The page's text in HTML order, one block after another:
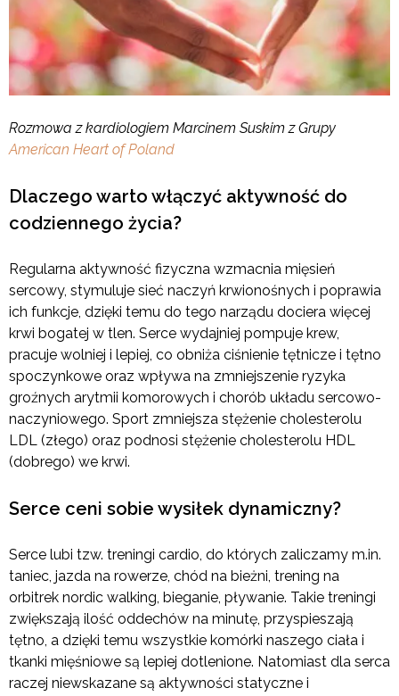
Rozmowa z kardiologiem Marcinem Suskim z Grupy
American Heart of Poland
Dlaczego warto włączyć aktywność do
codziennego życia?
Regularna aktywność fizyczna wzmacnia mięsień
sercowy, stymuluje sieć naczyń krwionośnych i poprawia
ich funkcje, dzięki temu do tego narządu dociera więcej
krwi bogatej w tlen. Serce wydajniej pompuje krew,
pracuje wolniej i lepiej, co obniża ciśnienie tętnicze i tętno
spoczynkowe oraz wpływa na zmniejszenie ryzyka
groźnych arytmii komorowych i chorób układu sercowo-
naczyniowego. Sport zmniejsza stężenie cholesterolu
LDL (złego) oraz podnosi stężenie cholesterolu HDL
(dobrego) we krwi.
Serce ceni sobie wysiłek dynamiczny?
Serce lubi tzw. treningi cardio, do których zaliczamy m.in.
taniec, jazda na rowerze, chód na bieżni, trening na
orbitrek nordic walking, bieganie, pływanie. Takie treningi
zwiększają ilość oddechów na minutę, przyspieszają
tętno, a dzięki temu wszystkie komórki naszego ciała i
tkanki mięśniowe są lepiej dotlenione. Natomiast dla serca
raczej niewskazane są aktywności statyczne i